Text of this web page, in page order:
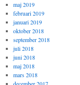
maj 2019
februari 2019
januari 2019
oktober 2018
september 2018
juli 2018
juni 2018
maj 2018
mars 2018